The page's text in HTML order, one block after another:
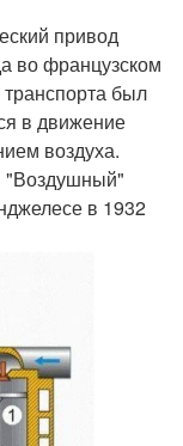
привод
во французском
был
в движение
воздуха.
"Воздушный"
в 1932